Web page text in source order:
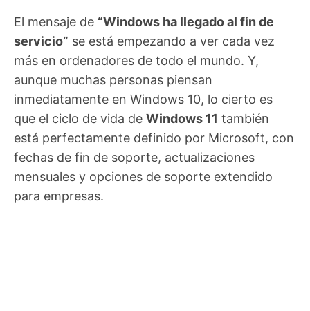
El mensaje de “Windows ha llegado al fin de
servicio” se está empezando a ver cada vez
más en ordenadores de todo el mundo. Y,
aunque muchas personas piensan
inmediatamente en Windows 10, lo cierto es
que el ciclo de vida de Windows 11 también
está perfectamente definido por Microsoft, con
fechas de fin de soporte, actualizaciones
mensuales y opciones de soporte extendido
para empresas.